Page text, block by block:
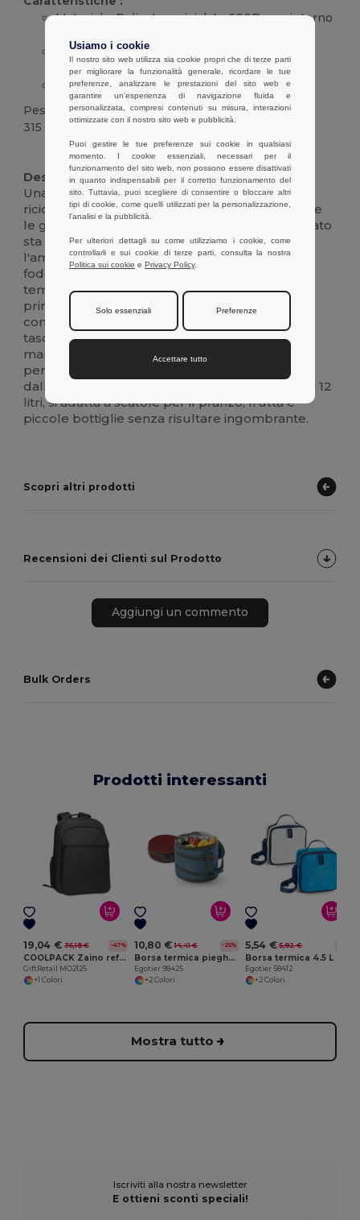
Materiale:Poliesterericiclato 600D con interno
Stoccaggio: 2 scomparti principali più tasca
frontale
Porto: Tracolla regolabile; capacità 12 L
Peso
315 g.
Alta disponibilità
Descrizione :
Una resistente borsa termica inpoliestere
riciclato 600D progettata per i pasti quotidiani e
le gite del fine settimana. Il suo corpo strutturato
sta in piedi per facilitare l'imballaggio, mentre
l'ampia apertura con zip rivela un interno
foderato in PEVA che aiuta a mantenere la
temperatura più a lungo. Due scomparti
principali separati consentono di organizzare
contenitori per alimenti e bevande, mentre la
tasca frontale consente di tenere a portata di
mano tovaglioli o snack. La tracolla regolabile
permette di trasportarla comodamente
dall'ufficio al parco. Con una pratica capacità di 12
litri, si adatta a scatole per il pranzo, frutta e
piccole bottiglie senza risultare ingombrante.
Scopri altri prodotti
Recensioni dei Clienti sul Prodotto
Aggiungi un commento
Bulk Orders
Prodotti interessanti
19,04 € 36,18 € -47%
COOLPACK Zaino refrigerante in 300D RPET
GiftRetail MO2125
+1 Colori
10,80 € 14,41 € -25%
Borsa termica pieghevole da 15 L
Egotier 98425
+2 Colori
5,54 € 5,82 €
Egotier 58412
+2 Colori
Mostra tutto
Iscriviti alla nostra newsletter
E ottieni sconti speciali!
Usiamo i cookie
Il nostro sito web utilizza sia cookie propri che di terze parti
per migliorare la funzionalità generale, ricordare le tue
preferenze, analizzare le prestazioni del sito web e
garantire un'esperienza di navigazione fluida e
personalizzata, compresi contenuti su misura, interazioni
ottimizzate con il nostro sito web e pubblicità.
Puoi gestire le tue preferenze sui cookie in qualsiasi
momento. I cookie essenziali, necessari per il
funzionamento del sito web, non possono essere disattivati
in quanto indispensabili per il corretto funzionamento del
sito. Tuttavia, puoi scegliere di consentire o bloccare altri
tipi di cookie, come quelli utilizzati per la personalizzazione,
l'analisi e la pubblicità.
Per ulteriori dettagli su come utilizziamo i cookie, come
controllarli e sui cookie di terze parti, consulta la nostra
Politica sui cookie e Privacy Policy.
Solo essenziali Preferenze
Accettare tutto